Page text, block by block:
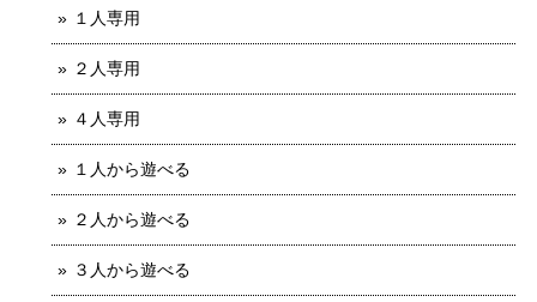
１人専用
２人専用
４人専用
１人から遊べる
２人から遊べる
３人から遊べる